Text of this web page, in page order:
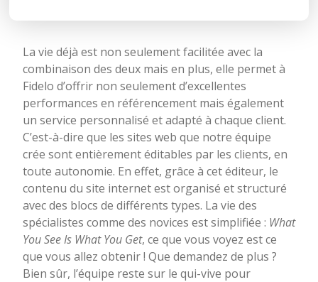
La vie déjà est non seulement facilitée avec la
combinaison des deux mais en plus, elle permet à
Fidelo d’offrir non seulement d’excellentes
performances en référencement mais également
un service personnalisé et adapté à chaque client.
C’est-à-dire que les sites web que notre équipe
crée sont entièrement éditables par les clients, en
toute autonomie. En effet, grâce à cet éditeur, le
contenu du site internet est organisé et structuré
avec des blocs de différents types. La vie des
spécialistes comme des novices est simplifiée : What
You See Is What You Get, ce que vous voyez est ce
que vous allez obtenir ! Que demandez de plus ?
Bien sûr, l’équipe reste sur le qui-vive pour